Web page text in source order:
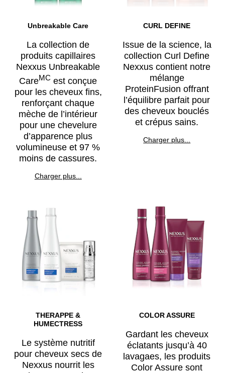
Unbreakable Care
La collection de
produits capillaires
Nexxus Unbreakable
CareMC est conçue
pour les cheveux fins,
renforçant chaque
mèche de l’intérieur
pour une chevelure
d’apparence plus
volumineuse et 97 %
moins de cassures.
Discover more about Unbreakable Care
Charger plus...
CURL DEFINE
Issue de la science, la
collection Curl Define
Nexxus contient notre
mélange
ProteinFusion offrant
l’équilibre parfait pour
des cheveux bouclés
et crépus sains.
Discover more about
Charger plus...
THERAPPE &
HUMECTRESS
Le système nutritif
pour cheveux secs de
Nexxus nourrit les
COLOR ASSURE
Gardant les cheveux
éclatants jusqu’à 40
lavagaes, les produits
Color Assure sont